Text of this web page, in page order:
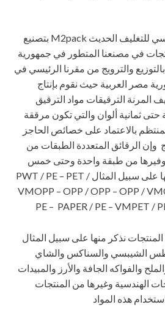
وتقوم شركة المهندس منسي للتغليف الحديث M2pack بتصنيع
في مصنعنا المتطور في جمهورية
والترويج من مقرنا الرئيسي في
مصر العربية حيث نقوم بإنتاج
المرنة الترقيقات مواد الترقيق
حتى ثمانية ألوان والتي تكون مرققة
بالاعتماد على خصائص الحاجز
وإن الرقائق المتعددة الطبقات من
توفيرها من طبقة واحدة وحتى خمس
طبقات ويمكن أن نذكر منها على سبيل المثال PWT / PE – PET /
VMOPP – OPP / OPP – OPP /
PE – PAPER / PE – VMPET /
نذكر منها على سبيل المثال
الشيبسي والسناكس والشاي
والفواكه الجافة والأرز والمبيدات
الهندسية وغيرها من المنتجات
هذه المواد